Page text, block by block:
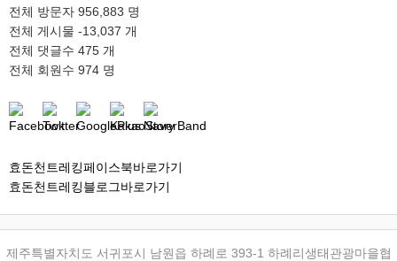
전체 방문자 956,883 명
전체 게시물 -13,037 개
전체 댓글수 475 개
전체 회원수 974 명
효돈천트레킹페이스북바로가기
효돈천트레킹블로그바로가기
제주특별자치도 서귀포시 남원읍 하례로 393-1 하례리생태관광마을협